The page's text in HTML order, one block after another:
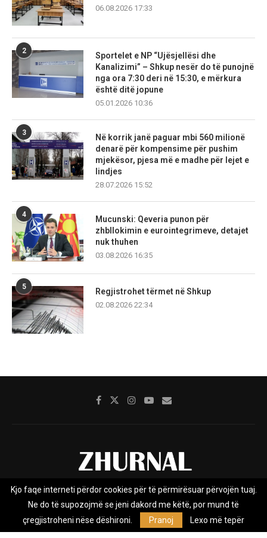
06.08.2026 17:33
2
Sportelet e NP “Ujësjellësi dhe
Kanalizimi” – Shkup nesër do të punojnë
nga ora 7:30 deri në 15:30, e mërkura
është ditë jopune
05.01.2026 10:36
3
Në korrik janë paguar mbi 560 milionë
denarë për kompensime për pushim
mjekësor, pjesa më e madhe për lejet e
lindjes
28.07.2026 15:52
4
Mucunski: Qeveria punon për
zhbllokimin e eurointegrimeve, detajet
nuk thuhen
03.08.2026 16:35
5
Regjistrohet tërmet në Shkup
02.08.2026 22:34
Rreth nesh Impresumi Marketing
Privacy Policy
Zhurnal.mk është Agjenci e Lajmeve e pavarur, e themeluar në vitin
Kjo faqe interneti përdor cookies për të përmirësuar përvojën tuaj.
Ne do të supozojmë se jeni dakord me këtë, por mund të
çregjistroheni nëse dëshironi.
Pranoj Lexo më tepër